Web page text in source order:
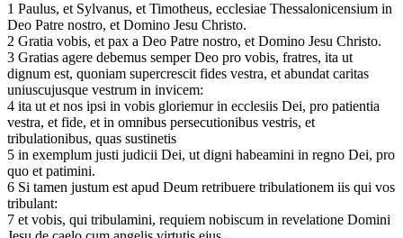
1 Paulus, et Sylvanus, et Timotheus, ecclesiae Thessalonicensium in
Deo Patre nostro, et Domino Jesu Christo.
2 Gratia vobis, et pax a Deo Patre nostro, et Domino Jesu Christo.
3 Gratias agere debemus semper Deo pro vobis, fratres, ita ut
dignum est, quoniam supercrescit fides vestra, et abundat caritas
uniuscujusque vestrum in invicem:
4 ita ut et nos ipsi in vobis gloriemur in ecclesiis Dei, pro patientia
vestra, et fide, et in omnibus persecutionibus vestris, et
tribulationibus, quas sustinetis
5 in exemplum justi judicii Dei, ut digni habeamini in regno Dei, pro
quo et patimini.
6 Si tamen justum est apud Deum retribuere tribulationem iis qui vos
tribulant:
7 et vobis, qui tribulamini, requiem nobiscum in revelatione Domini